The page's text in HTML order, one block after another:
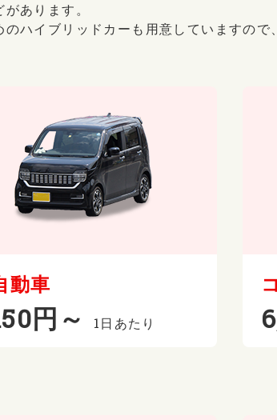
あります。
のハイブリッドカーも用意していますの
動車
円～ 1日あたり